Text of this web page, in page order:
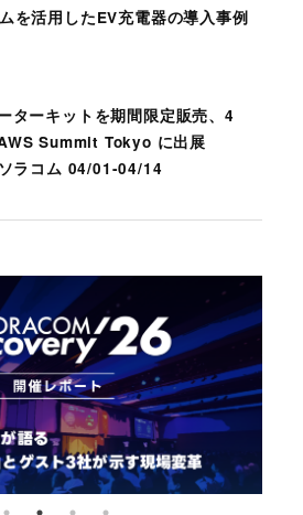
を活用したEV充電器の導入事例
ターキットを期間限定販売、4
Summit Tokyo に出展
ラコム 04/01-04/14